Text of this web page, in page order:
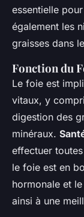
essentielle
également les
graisses dans
Fonction du
Le foie est
vitaux, y
digestion des
minéraux.
effectuer
le foie est en
hormonale et
ainsi à une